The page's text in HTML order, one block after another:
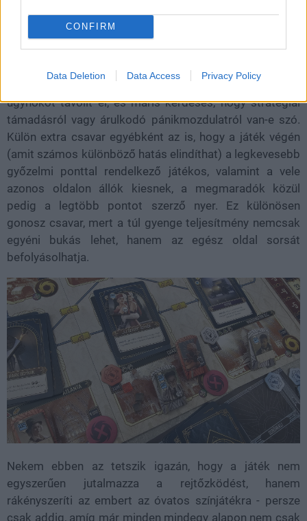
CONFIRM
Data Deletion Data Access Privacy Policy
területfoglalásról szól. A figyelő tekintetek legalább
annyit számítanak, mint maguk a kártyák. Valaki lezár
egy kaput, és rögtön felmerül, hogy tényleg az
emberiséget védi, vagy csak pontokat akar menteni a
végére, mert igazából egy szakadár. Más egy rivális
ügynököt távolít el, és máris kérdéses, hogy stratégiai
támadásról vagy árulkodó pánikmozdulatról van-e szó.
Külön extra csavar egyébként az is, hogy a játék végén
(amit számos különböző hatás elindíthat) a legkevesebb
győzelmi ponttal rendelkező játékos, valamint a vele
azonos oldalon állók kiesnek, a megmaradók közül
pedig a legtöbb pontot szerző nyer. Ez különösen
gonosz csavar, mert a túl gyenge teljesítmény nemcsak
egyéni bukás lehet, hanem az egész oldal sorsát
befolyásolhatja.
Nekem ebben az tetszik igazán, hogy a játék nem
egyszerűen jutalmazza a rejtőzködést, hanem
rákényszeríti az embert az óvatos színjátékra - persze
csak addig, amíg már minden mindegy alapon nem csak